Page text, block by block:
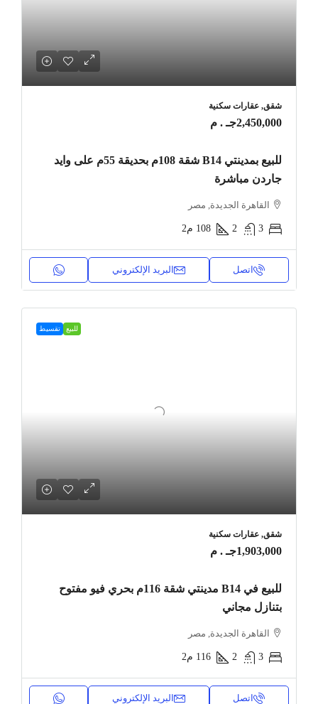
شقق, عقارات سكنية
2,450,000جـ . م
للبيع بمدينتي B14 شقة 108م بحديقة 55م على وايد
جاردن مباشرة
القاهرة الجديدة, مصر
3
2
108 م2
اتصل البريد الإلكتروني
للبيع تقسيط
شقق, عقارات سكنية
1,903,000جـ . م
للبيع في B14 مدينتي شقة 116م بحري فيو مفتوح
بتنازل مجاني
القاهرة الجديدة, مصر
3
2
116 م2
اتصل البريد الإلكتروني